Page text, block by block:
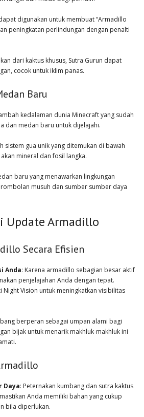
digunakan untuk membuat “Armadillo
peningkatan perlindungan dengan penalti
dari kaktus khusus, Sutra Gurun dapat
cocok untuk iklim panas.
Baru
kedalaman dunia Minecraft yang sudah
dan medan baru untuk dijelajahi.
sistem gua unik yang ditemukan di bawah
mineral dan fosil langka.
baru yang menawarkan lingkungan
musuh dan sumber sumber daya
Update Armadillo
Secara Efisien
Anda: Karena armadillo sebagian besar aktif
penjelajahan Anda dengan tepat.
Night Vision untuk meningkatkan visibilitas
berperan sebagai umpan alami bagi
bijak untuk menarik makhluk-makhluk ini
Daya: Peternakan kumbang dan sutra kaktus
Anda memiliki bahan yang cukup
bila diperlukan.